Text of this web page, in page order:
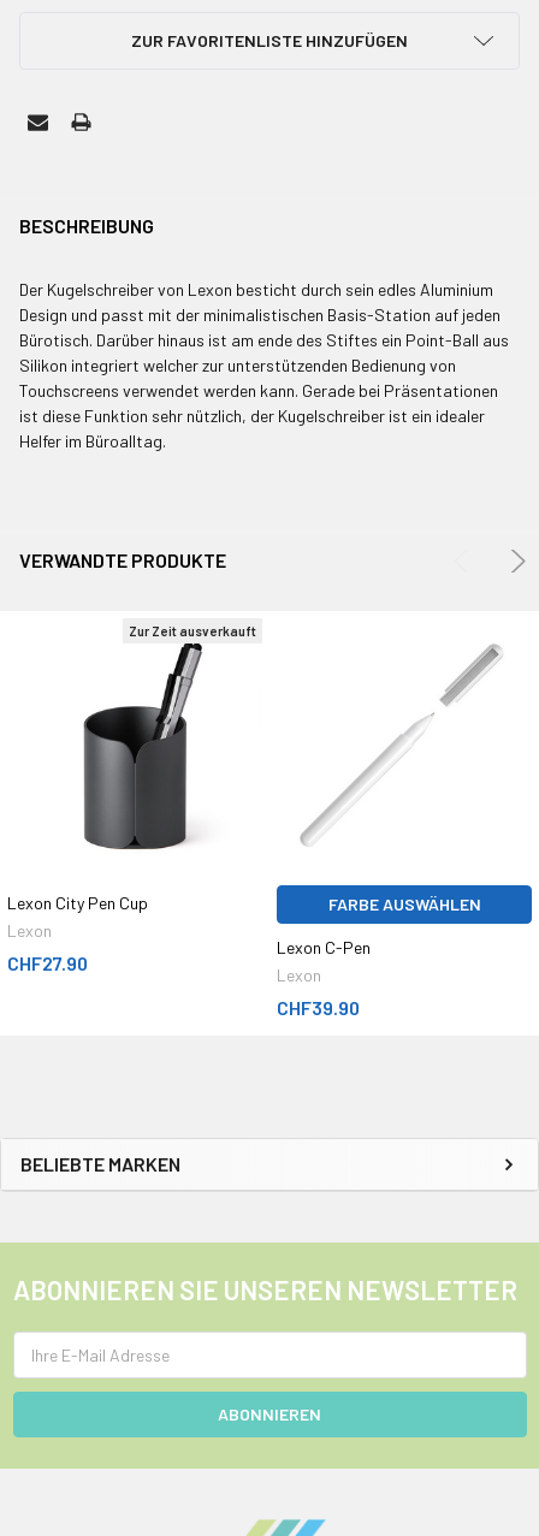
BELIEBTE MARKEN
ZUR FAVORITENLISTE HINZUFÜGEN
ZUSAMMEN
AUSWÄHLEN
IN WARENKORB
BESCHREIBUNG
Der Kugelschreiber von Lexon besticht durch sein edles Aluminium
Design und passt mit der minimalistischen Basis-Station auf jeden
Bürotisch. Darüber hinaus ist am ende des Stiftes ein Point-Ball aus
Silikon integriert welcher zur unterstützenden Bedienung von
Touchscreens verwendet werden kann. Gerade bei Präsentationen
ist diese Funktion sehr nützlich, der Kugelschreiber ist ein idealer
Helfer im Büroalltag.
VERWANDTE PRODUKTE
Zur Zeit ausverkauft
Lexon City Pen Cup
Lexon
CHF27.90
FARBE AUSWÄHLEN
Lexon C-Pen
Lexon
CHF39.90
ABONNIEREN SIE UNSEREN NEWSLETTER
Adresse